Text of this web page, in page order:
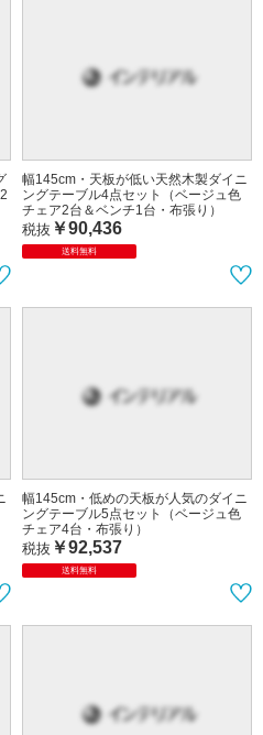
￥90,436
幅145cm・低めの天板が人気のダイニ